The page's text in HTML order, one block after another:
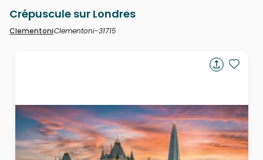
Crépuscule sur Londres
ClementoniClementoni-31715